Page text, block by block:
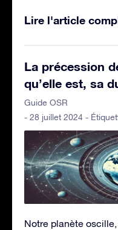
Lire l'article
La précession
qu’elle est, sa
Guide OSR
- 28 juillet 2024 -
Notre planète